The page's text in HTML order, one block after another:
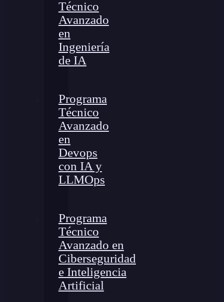
Técnico
Avanzado
en
Ingeniería
de IA
Programa
Técnico
Avanzado
en
Devops
con IA y
LLMOps
Programa
Técnico
Avanzado en
Ciberseguridad
e Inteligencia
Artificial